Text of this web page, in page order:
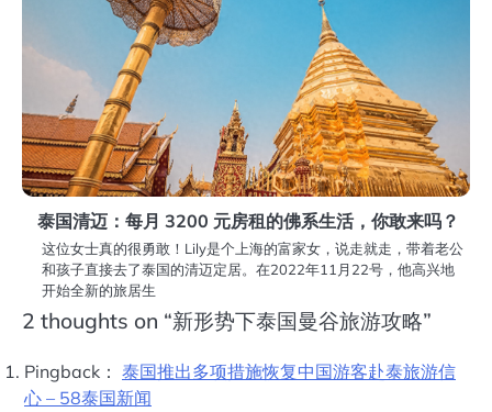
泰国清迈：每月 3200 元房租的佛系生活，你敢来吗？
这位女士真的很勇敢！Lily是个上海的富家女，说走就走，带着老公
和孩子直接去了泰国的清迈定居。在2022年11月22号，他高兴地
开始全新的旅居生
2 thoughts on “新形势下泰国曼谷旅游攻略”
Pingback： 泰国推出多项措施恢复中国游客赴泰旅游信
心 – 58泰国新闻